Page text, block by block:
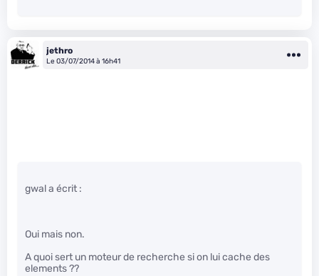
jethro
Le 03/07/2014 à 16h41
gwal a écrit :
Oui mais non.
A quoi sert un moteur de recherche si on lui cache des
elements ??